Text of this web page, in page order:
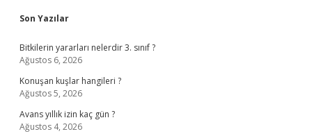
Sidebar
Son Yazılar
Bitkilerin yararları nelerdir 3. sınıf ?
Ağustos 6, 2026
Konuşan kuşlar hangileri ?
Ağustos 5, 2026
Avans yıllık izin kaç gün ?
Ağustos 4, 2026